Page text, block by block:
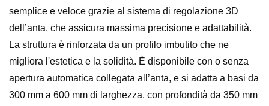
semplice e veloce grazie al sistema di regolazione 3D
dell’anta, che assicura massima precisione e adattabilità.
La struttura è rinforzata da un profilo imbutito che ne
migliora l'estetica e la solidità. È disponibile con o senza
apertura automatica collegata all’anta, e si adatta a basi da
300 mm a 600 mm di larghezza, con profondità da 350 mm